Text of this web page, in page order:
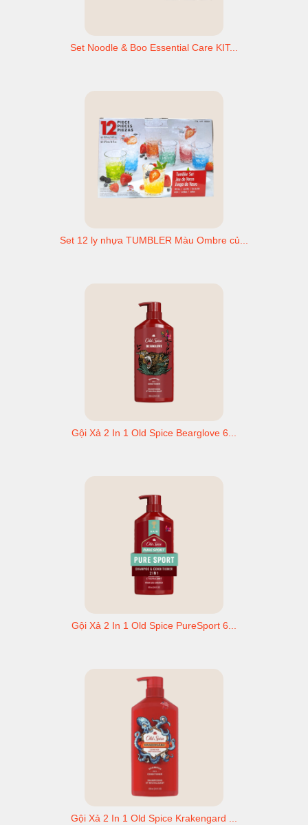
Set Noodle & Boo Essential Care KIT...
Set 12 ly nhựa TUMBLER Màu Ombre củ...
Gội Xả 2 In 1 Old Spice Bearglove 6...
Gội Xả 2 In 1 Old Spice PureSport 6...
Gội Xả 2 In 1 Old Spice Krakengard ...